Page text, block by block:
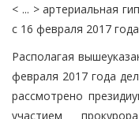
< ... > артериальная
с 16 февраля 2017
Располагая
февраля 2017 года
рассмотрено
участием